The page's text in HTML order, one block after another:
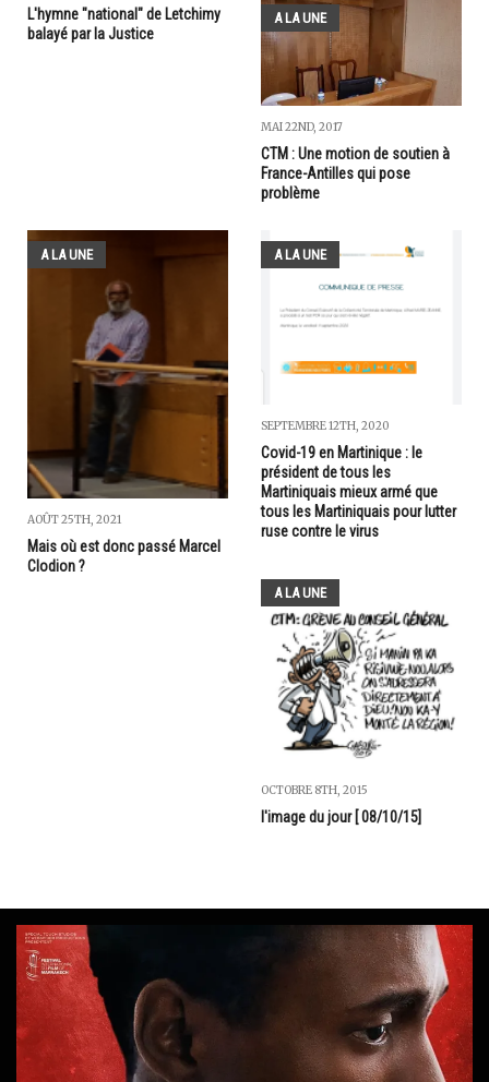
L'hymne "national" de Letchimy
balayé par la Justice
A LA UNE
MAI 22ND, 2017
CTM : Une motion de soutien à
France-Antilles qui pose
problème
A LA UNE
AOÛT 25TH, 2021
Mais où est donc passé Marcel
Clodion ?
A LA UNE
SEPTEMBRE 12TH, 2020
Covid-19 en Martinique : le
président de tous les
Martiniquais mieux armé que
tous les Martiniquais pour lutter
ruse contre le virus
A LA UNE
OCTOBRE 8TH, 2015
l'image du jour [ 08/10/15]